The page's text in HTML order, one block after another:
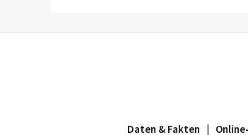
Daten & Fakten |